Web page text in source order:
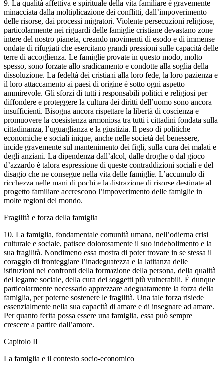
9. La qualità affettiva e spirituale della vita familiare è gravemente
minacciata dalla moltiplicazione dei conflitti, dall’impoverimento
delle risorse, dai processi migratori. Violente persecuzioni religiose,
particolarmente nei riguardi delle famiglie cristiane devastano zone
intere del nostro pianeta, creando movimenti di esodo e di immense
ondate di rifugiati che esercitano grandi pressioni sulle capacità delle
terre di accoglienza. Le famiglie provate in questo modo, molto
spesso, sono forzate allo sradicamento e condotte alla soglia della
dissoluzione. La fedeltà dei cristiani alla loro fede, la loro pazienza e
il loro attaccamento ai paesi di origine è sotto ogni aspetto
ammirevole. Gli sforzi di tutti i responsabili politici e religiosi per
diffondere e proteggere la cultura dei diritti dell’uomo sono ancora
insufficienti. Bisogna ancora rispettare la libertà di coscienza e
promuovere la coesistenza armoniosa tra tutti i cittadini fondata sulla
cittadinanza, l’uguaglianza e la giustizia. Il peso di politiche
economiche e sociali inique, anche nelle società del benessere,
incide gravemente sul mantenimento dei figli, sulla cura dei malati e
degli anziani. La dipendenza dall’alcol, dalle droghe o dal gioco
d’azzardo è talora espressione di queste contraddizioni sociali e del
disagio che ne consegue nella vita delle famiglie. L’accumulo di
ricchezza nelle mani di pochi e la distrazione di risorse destinate al
progetto familiare accrescono l’impoverimento delle famiglie in
molte regioni del mondo.
Fragilità e forza della famiglia
10. La famiglia, fondamentale comunità umana, nell’odierna crisi
culturale e sociale, patisce dolorosamente il suo indebolimento e la
sua fragilità. Nondimeno essa mostra di poter trovare in se stessa il
coraggio di fronteggiare l’inadeguatezza e la latitanza delle
istituzioni nei confronti della formazione della persona, della qualità
del legame sociale, della cura dei soggetti più vulnerabili. È dunque
particolarmente necessario apprezzare adeguatamente la forza della
famiglia, per poterne sostenere le fragilità. Una tale forza risiede
essenzialmente nella sua capacità di amare e di insegnare ad amare.
Per quanto ferita possa essere una famiglia, essa può sempre
crescere a partire dall’amore.
Capitolo II
La famiglia e il contesto socio-economico